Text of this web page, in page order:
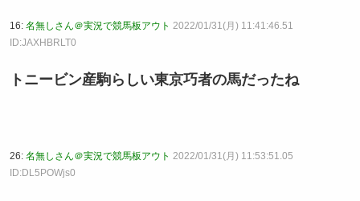
16: 名無しさん＠実況で競馬板アウト 2022/01/31(月) 11:41:46.51
ID:JAXHBRLT0
トニービン産駒らしい東京巧者の馬だったね
26: 名無しさん＠実況で競馬板アウト 2022/01/31(月) 11:53:51.05
ID:DL5POWjs0